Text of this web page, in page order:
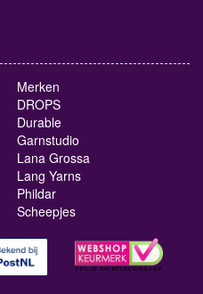
Merken
DROPS
Durable
Garnstudio
Lana Grossa
Lang Yarns
Phildar
Scheepjes